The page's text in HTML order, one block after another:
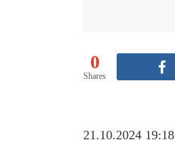
0
Shares
21.10.2024 19:18